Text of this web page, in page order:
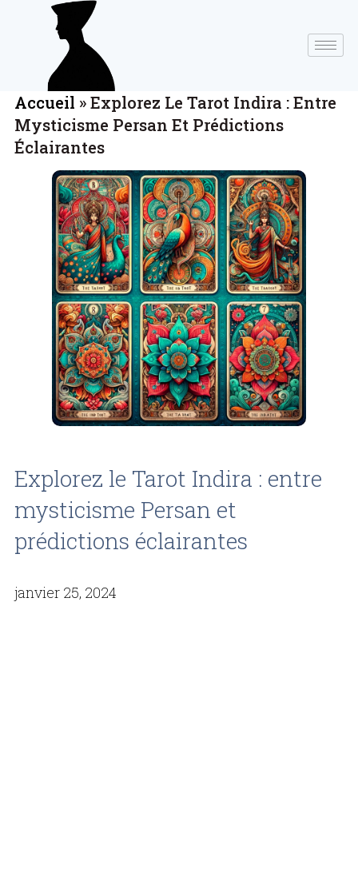
Accueil »Explorez Le Tarot Indira : Entre
Mysticisme Persan Et Prédictions
Éclairantes
Explorez le Tarot Indira : entre
mysticisme Persan et
prédictions éclairantes
janvier 25, 2024